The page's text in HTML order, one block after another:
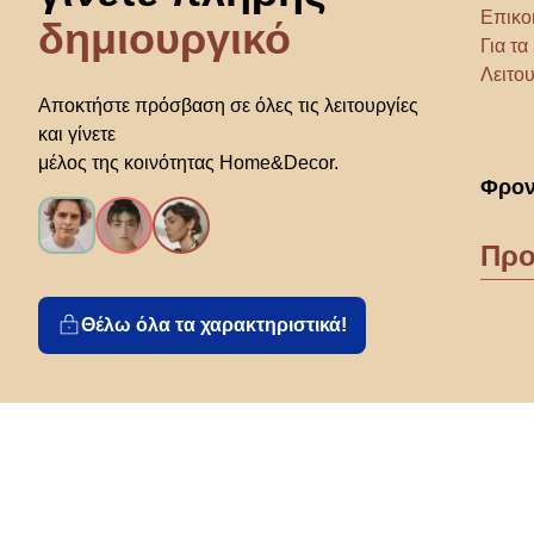
δημιουργικό
Αποκτήστε πρόσβαση σε όλες τις λειτουργίες
και γίνετε
μέλος της κοινότητας Home&Decor.
Θέλω όλα τα χαρακτηριστικά!
Για